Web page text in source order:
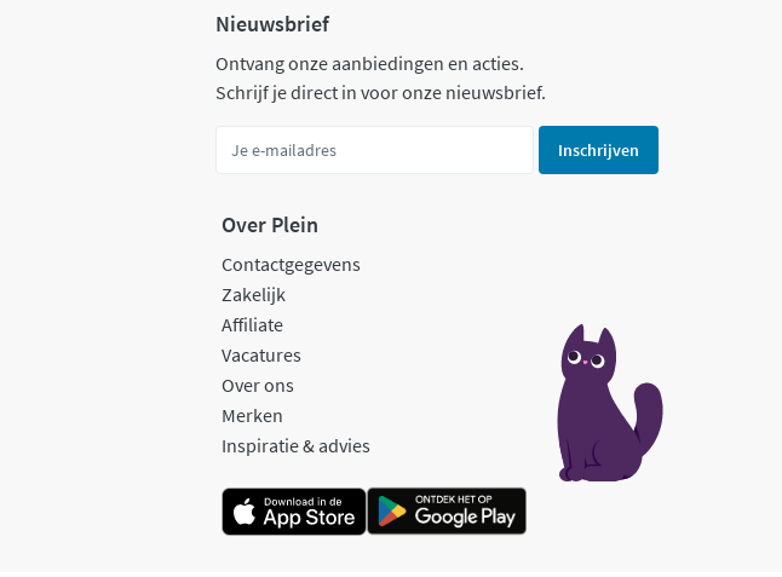
Nieuwsbrief
Ontvang onze aanbiedingen en acties.
Schrijf je direct in voor onze nieuwsbrief.
Inschrijven
Over Plein
Contactgegevens
Zakelijk
Affiliate
Vacatures
Over ons
Merken
Inspiratie & advies